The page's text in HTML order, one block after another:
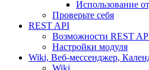
Использование
Проверьте себя
REST API
Возможности REST
Настройки модуля
Wiki, Веб-мессенджер,
Wiki